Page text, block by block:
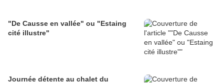
"De Causse en vallée" ou "Estaing
cité illustre"
Journée détente au chalet du